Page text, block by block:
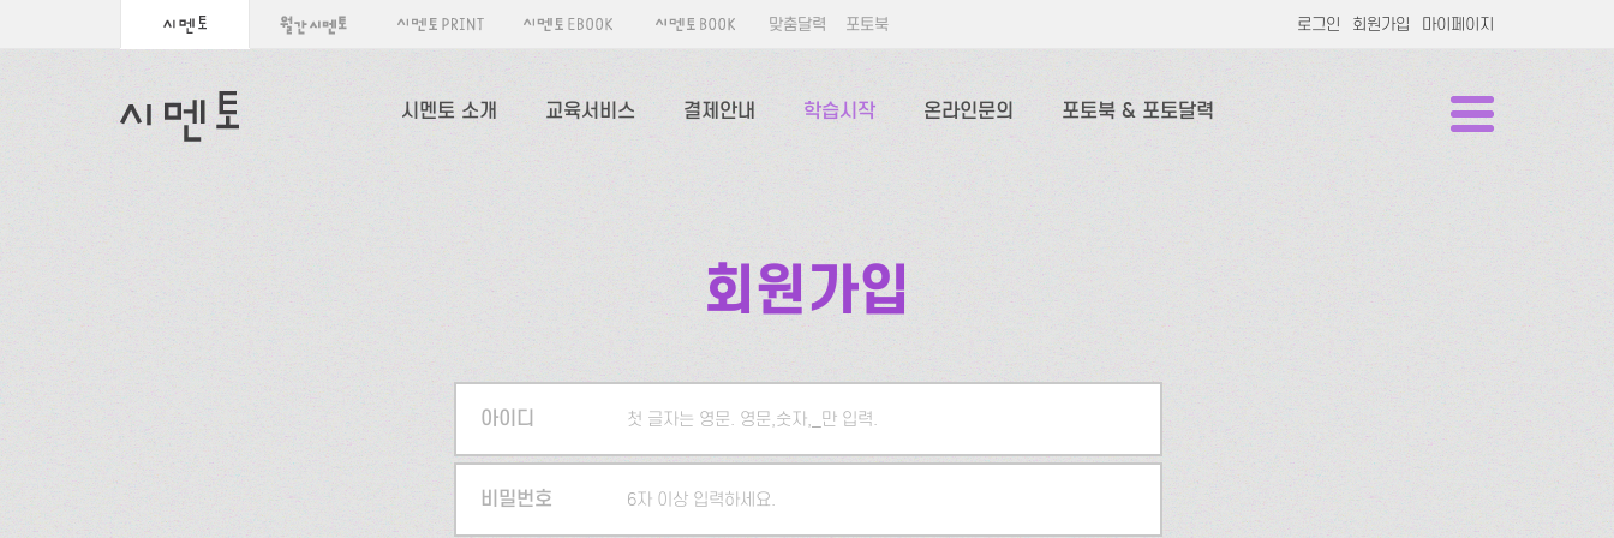
맞춤달력 포토북 로그인 회원가입 마이페이지
시멘토 소개 교육서비스 결제안내 학습시작 온라인문의 포토북 & 포토달력
회원가입
아이디 첫 글자는 영문. 영문,숫자,_만 입력.
5자 이상 입력하세요.
비밀번호 6자 이상 입력하세요.